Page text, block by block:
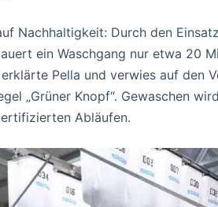
Nachhaltigkeit: Durch den
ein Waschgang nur etwa 20
Pella und verwies auf den
„Grüner Knopf“. Gewaschen
Abläufen.